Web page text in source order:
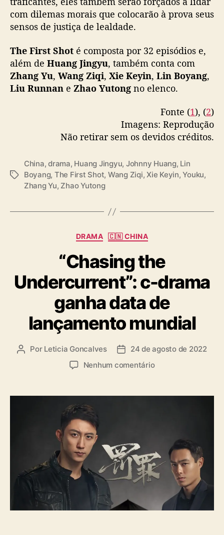
t
”
com dilemas morais que colocarão à prova seus
sensos de justiça de lealdade.
The First Shot é composta por 32 episódios e,
além de Huang Jingyu, também conta com
Zhang Yu, Wang Ziqi, Xie Keyin, Lin Boyang,
Liu Runnan e Zhao Yutong no elenco.
Fonte (1), (2)
Imagens: Reprodução
Não retirar sem os devidos créditos.
T
China,drama, Huang Jingyu, Johnny Huang, Lin
Boyang, The First Shot, Wang Ziqi,Xie Keyin,Youku,
Zhang Yu, Zhao Yutong
C
t
e
g
o
r
i
a
s
DRAMA 🇨🇳 CHINA
“Chasing the
Undercurrent”: c-drama
ganha data de
lançamento mundial
A Por Leticia Goncalves
D
l
i
c
a
ã
24 de agosto de 2022
Nenhum comentárioe
C
n
g
t